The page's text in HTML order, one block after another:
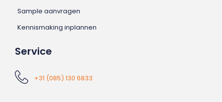
Sample aanvragen
Kennismaking inplannen
Service
+31 (085) 130 6833